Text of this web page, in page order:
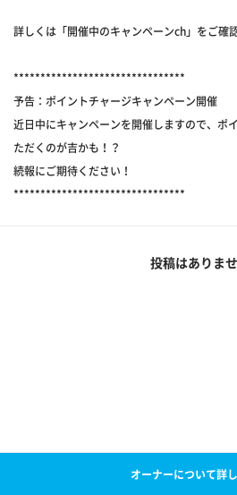
詳しくは「開催中のキャンペーンch」をご確
********************************
予告：ポイントチャージキャンペーン開催
近日中にキャンペーンを開催しますので、ポ
ただくのが吉かも！？
続報にご期待ください！
********************************
投稿はありま
オーナーについて詳